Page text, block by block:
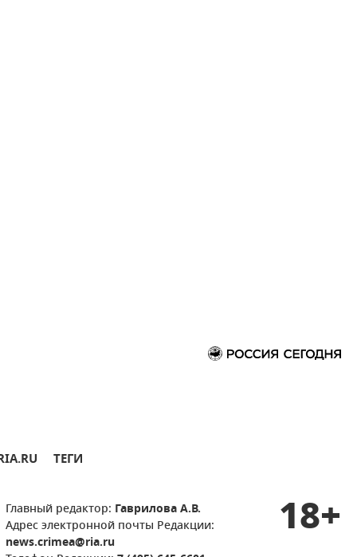
ТЕГИ
Главный редактор: Гаврилова А.В.
Адрес электронной почты Редакции:
news.crimea@ria.ru
18+